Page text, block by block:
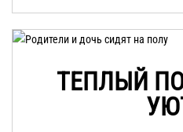
ТЕПЛЫЙ